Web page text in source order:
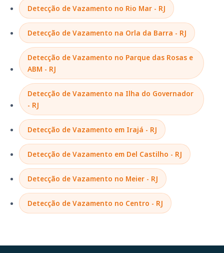
Detecção de Vazamento no Rio Mar - RJ
Detecção de Vazamento na Orla da Barra - RJ
Detecção de Vazamento no Parque das Rosas e
ABM - RJ
Detecção de Vazamento na Ilha do Governador
- RJ
Detecção de Vazamento em Irajá - RJ
Detecção de Vazamento em Del Castilho - RJ
Detecção de Vazamento no Meier - RJ
Detecção de Vazamento no Centro - RJ